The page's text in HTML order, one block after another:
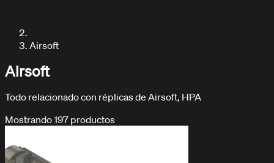
DOCUMENTACIÓN / TUTORIALES
Aprende con nuestros tutoriales
Airsoft
Airsoft
Todo relacionado con réplicas de Airsoft, HPA
Mostrando197productos